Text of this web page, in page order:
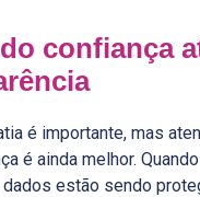
confiança
é importante, mas
é ainda melhor.
estão sendo